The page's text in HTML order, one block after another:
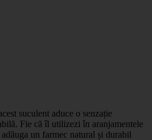
suculent aduce o senzație
Fie că îl utilizezi în aranjamentele
un farmec natural și durabil